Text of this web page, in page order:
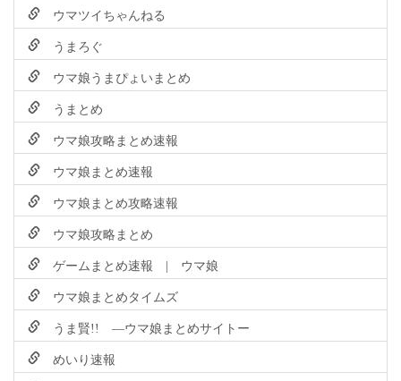
ウマツイちゃんねる
うまろぐ
ウマ娘うまぴょいまとめ
うまとめ
ウマ娘攻略まとめ速報
ウマ娘まとめ速報
ウマ娘まとめ攻略速報
ウマ娘攻略まとめ
ゲームまとめ速報 | ウマ娘
ウマ娘まとめタイムズ
うま賢!! ―ウマ娘まとめサイトー
めいり速報